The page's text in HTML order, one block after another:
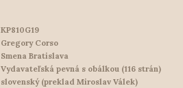
KP810G19
Gregory Corso
Smena Bratislava
Vydavateľská pevná s obálkou (116 strán)
slovenský (preklad Miroslav Válek)